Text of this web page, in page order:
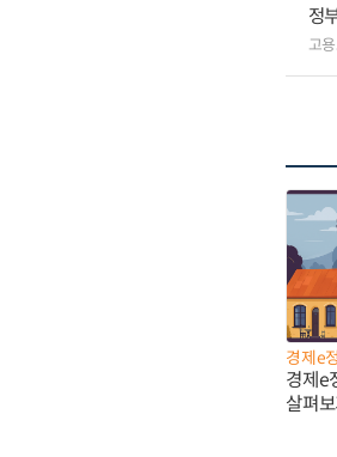
정
고
경제e
경제e
살펴보